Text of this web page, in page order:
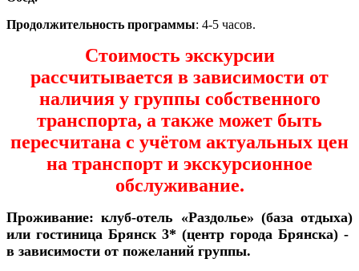
Продолжительность программы: 4-5 часов.
Стоимость экскурсии
рассчитывается в зависимости от
наличия у группы собственного
транспорта, а также может быть
пересчитана с учётом актуальных цен
на транспорт и экскурсионное
обслуживание.
Проживание: клуб-отель «Раздолье» (база отдыха)
или гостиница Брянск 3* (центр города Брянска) -
в зависимости от пожеланий группы.